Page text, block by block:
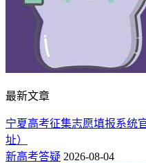
最新文章
宁夏高考征集志愿填报系统
址）
新高考答疑 2026-08-04